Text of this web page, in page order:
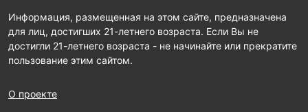
Информация, размещенная на этом сайте, предназначена
для лиц, достигших 21-летнего возраста. Если Вы не
достигли 21-летнего возраста - не начинайте или прекратите
пользование этим сайтом.
О проекте